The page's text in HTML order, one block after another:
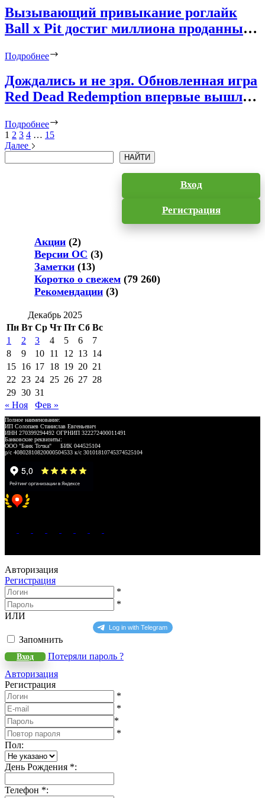
Вызывающий привыкание роглайк
Ball x Pit достиг миллиона проданных
шары
Подробнее
Дождались и не зря. Обновленная игра
Red Dead Redemption впервые вышла
Подробнее
1 2 3 4 … 15
Далее
НАЙТИ
Вход
Регистрация
Акции (2)
Версии ОС (3)
Заметки (13)
Коротко о свежем (79 260)
Рекомендации (3)
Декабрь 2025
Пн Вт Ср Чт Пт Сб Вс
1
2 3 4 5 6
7
8
9 10 11 12 13 14
15 16 17 18 19 20 21
22
23 24 25 26 27 28
29 30 31
« Ноя
Фев »
Полное наименование:
ИП Солопаев Станислав Евгеньевич
ИНН 270399294492 ОГРНИП 322272400011491
Банковские реквизиты:
ООО "Банк Точка" БИК 044525104
р/с 40802810820000504533 к/с 30101810745374525104
Авторизация
Регистрация
*
*
ИЛИ
Запомнить
Вход
Потеряли пароль ?
Авторизация
Регистрация
*
*
*
*
Пол:
День Рождения *:
Телефон *: